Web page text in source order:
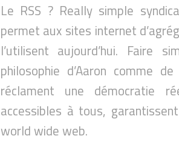
Le RSS ? Really simple
permet aux sites internet
l’utilisent aujourd’hui. Faire
philosophie d’Aaron comme
réclament une démocratie
accessibles à tous,
world wide web.